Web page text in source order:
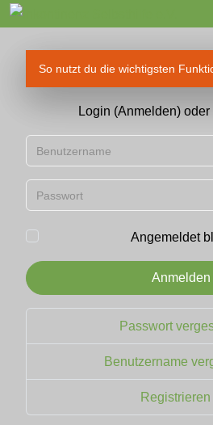
So nutzt du die wichtigsten
Login (Anmelden)
Benutzername
Passwort
Angemeldet
Anmelden
Passwort
Benutzername
Registrieren